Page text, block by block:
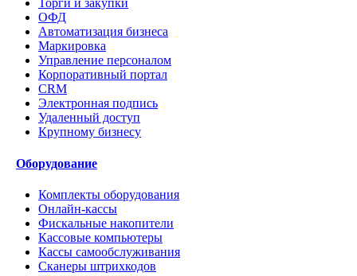
Торги и закупки
ОФД
Автоматизация бизнеса
Маркировка
Управление персоналом
Корпоративный портал
CRM
Электронная подпись
Удаленный доступ
Крупному бизнесу
Оборудование
Комплекты оборудования
Онлайн-кассы
Фискальные накопители
Кассовые компьютеры
Кассы самообслуживания
Сканеры штрихкодов